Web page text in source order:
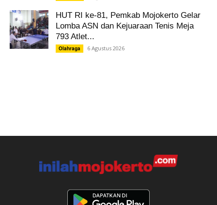
HUT RI ke-81, Pemkab Mojokerto Gelar
Lomba ASN dan Kejuaraan Tenis Meja
793 Atlet...
Olahraga 6 Agustus 2026